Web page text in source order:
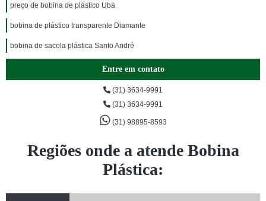
preço de bobina de plástico Ubá
bobina de plástico transparente Diamante
bobina de sacola plástica Santo André
Entre em contato
(31) 3634-9991
(31) 3634-9991
(31) 98895-8593
Regiões onde a atende Bobina
Plástica: